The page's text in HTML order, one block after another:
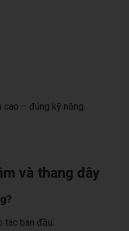
– đúng kỹ năng.
và thang dây
tác ban đầu.